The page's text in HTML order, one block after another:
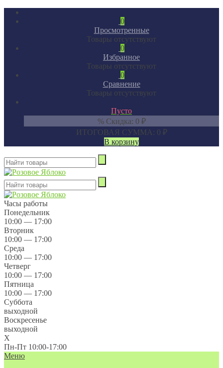
0
Просмотренные
Товары отсутствуют
0
Избранное
Товары отсутствуют
0
Сравнение
Товары отсутствуют
Пусто
% Скидка: 0 ₽
ИТОГОВАЯ СУММА: 0 ₽
В корзину
Часы работы
Понедельник
10:00 — 17:00
Вторник
10:00 — 17:00
Среда
10:00 — 17:00
Четверг
10:00 — 17:00
Пятница
10:00 — 17:00
Суббота
выходной
Воскресенье
выходной
X
Пн-Пт 10:00-17:00
Меню